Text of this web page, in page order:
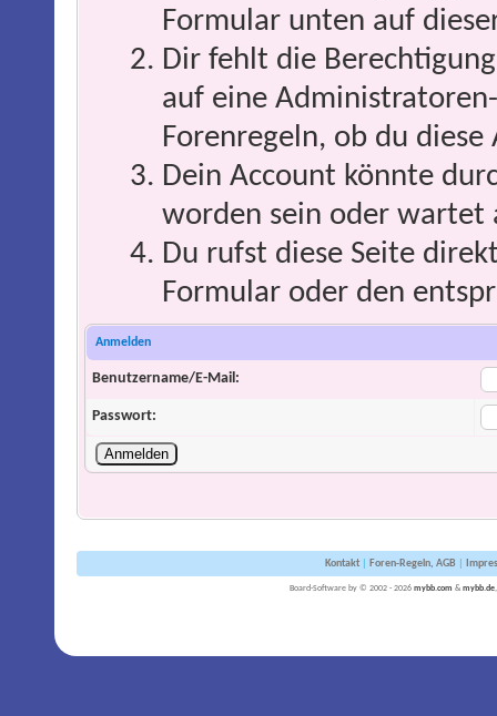
Formular unten auf
Dir fehlt die
auf eine
Forenregeln, ob du
Dein Account könnte
worden sein oder wartet
Du rufst diese Seite
Formular oder den
Anmelden
Benutzername/E-Mail:
Passwort:
Kontakt| Foren-Regeln, AGB|
Board-Software by © 2002 - 2026 mybb.com & mybb.de